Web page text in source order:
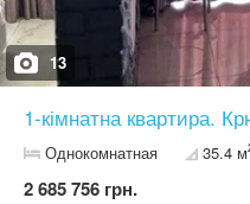
13
1-кімнатна квартира.
Однокомнатная 35.4 м
2 685 756 грн.